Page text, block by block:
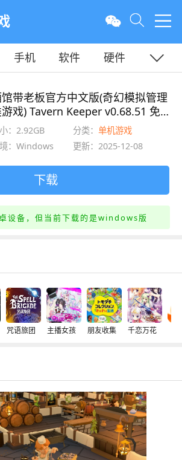
手机 软件
硬件
带老板官方中文版(奇幻模拟管理
戏) Tavern Keeper v0.68.51 免
版
：2.92GB 分类：单机游戏
：Windows
更新：2025-12-08
下载
设备，但当前下载的是windows版
咒语旅团 主播女孩 朋友收集 千恋万花